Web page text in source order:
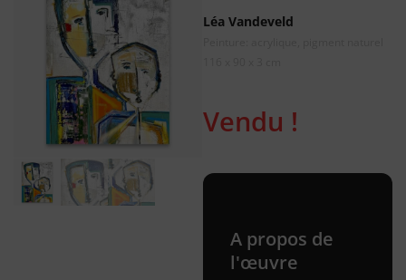
Léa Vandeveld
Vendu !
A propos de
l'œuvre